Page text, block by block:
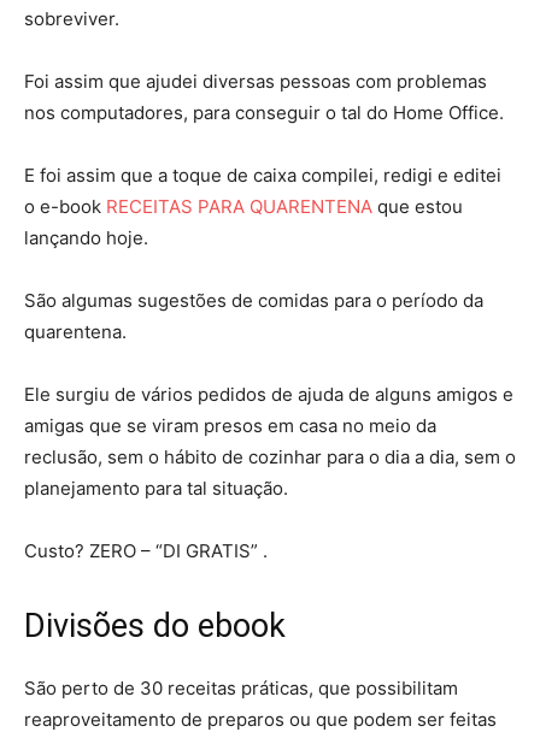
sobreviver.
Foi assim que ajudei diversas pessoas com problemas
nos computadores, para conseguir o tal do Home Office.
E foi assim que a toque de caixa compilei, redigi e editei
o e-book RECEITAS PARA QUARENTENA que estou
lançando hoje.
São algumas sugestões de comidas para o período da
quarentena.
Ele surgiu de vários pedidos de ajuda de alguns amigos e
amigas que se viram presos em casa no meio da
reclusão, sem o hábito de cozinhar para o dia a dia, sem o
planejamento para tal situação.
Custo? ZERO – “DI GRATIS” .
Divisões do ebook
São perto de 30 receitas práticas, que possibilitam
reaproveitamento de preparos ou que podem ser feitas